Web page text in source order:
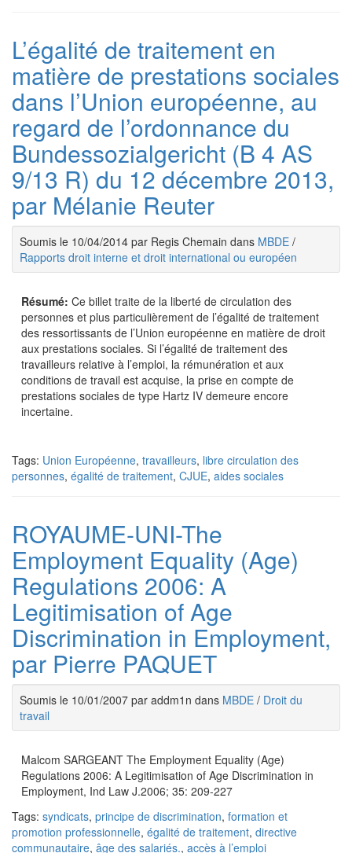
L’égalité de traitement en
matière de prestations sociales
dans l’Union européenne, au
regard de l’ordonnance du
Bundessozialgericht (B 4 AS
9/13 R) du 12 décembre 2013,
par Mélanie Reuter
Soumis le 10/04/2014 par Regis Chemain dans MBDE /
Rapports droit interne et droit international ou européen
Résumé: Ce billet traite de la liberté de circulation des
personnes et plus particulièrement de l’égalité de traitement
des ressortissants de l’Union européenne en matière de droit
aux prestations sociales. Si l’égalité de traitement des
travailleurs relative à l’emploi, la rémunération et aux
conditions de travail est acquise, la prise en compte de
prestations sociales de type Hartz IV demeure encore
incertaine.
Tags: Union Européenne, travailleurs, libre circulation des
personnes, égalité de traitement, CJUE, aides sociales
ROYAUME-UNI-The
Employment Equality (Age)
Regulations 2006: A
Legitimisation of Age
Discrimination in Employment,
par Pierre PAQUET
Soumis le 10/01/2007 par addm1n dans MBDE / Droit du
travail
Malcom SARGEANT The Employment Equality (Age)
Regulations 2006: A Legitimisation of Age Discrimination in
Employment, Ind Law J.2006; 35: 209-227
Tags: syndicats, principe de discrimination, formation et
promotion professionnelle, égalité de traitement, directive
communautaire, âge des salariés., accès à l’emploi